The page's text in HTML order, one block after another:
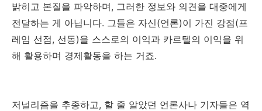
밝히고 본질을 파악하며, 그러한 정보와 의견을 대중에게
전달하는 게 아닙니다. 그들은 자신(언론)이 가진 강점(프
레임 선점, 선동)을 스스로의 이익과 카르텔의 이익을 위
해 활용하며 경제활동을 하는 거죠.
저널리즘을 추종하고, 할 줄 알았던 언론사나 기자들은 역